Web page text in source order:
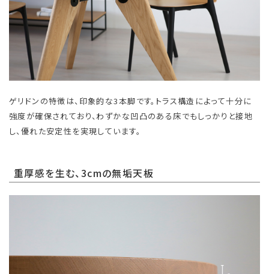
ゲリドンの特徴は、印象的な3本脚です。トラス構造によって十分に
強度が確保されており、わずかな凹凸のある床でもしっかりと接地
し、優れた安定性を実現しています。
重厚感を生む、3cmの無垢天板